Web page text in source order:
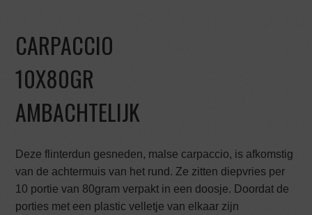
CARPACCIO
10X80GR
AMBACHTELIJK
Deze flinterdun gesneden, malse carpaccio, is afkomstig
van de achtermuis van het rund. Ze zitten diepvries per
10 portie van 80gram verpakt in een doosje. Doordat de
porties met een plastic velletje van elkaar zijn